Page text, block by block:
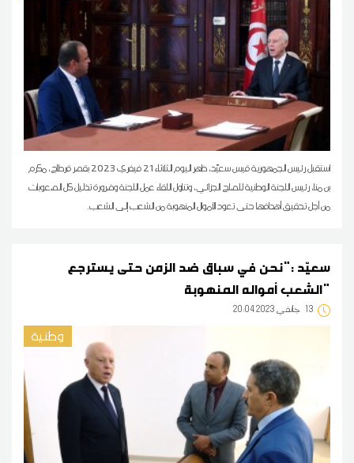
استقبل رئيس الجمهورية قيس سعيّد، ظهر اليوم الثلاثاء 21 فيفري 2023 بقصر قرطاج، مكرم
بن منا، رئيس اللجنة الوطنية للصلح الجزائي، وتناول اللقاء عمل اللجنة وضرورة تذليل كل الصعوبات
من أجل تحقيق أهدافها حتى تعود الأموال المنهوبة من الشعب إلى الشعب.
سعيّد :"نحن في سباق ضد الزمن حتى يسترجع
الشعب أمواله المنهوبة"
13 20:04 2023 جانفي
وطنية